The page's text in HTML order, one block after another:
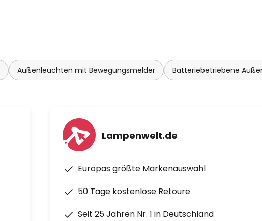
Außenleuchten mit Bewegungsmelder Batteriebetriebene
Lampenwelt.de
Europas größte Markenauswahl
50 Tage kostenlose Retoure
Seit 25 Jahren Nr. 1 in Deutschland